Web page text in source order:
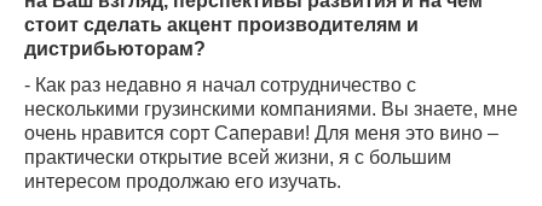
стоит сделать акцент производителям и
дистрибьюторам?
- Как раз недавно я начал сотрудничество с
несколькими грузинскими компаниями. Вы знаете, мне
очень нравится сорт Саперави! Для меня это вино –
практически открытие всей жизни, я с большим
интересом продолжаю его изучать.